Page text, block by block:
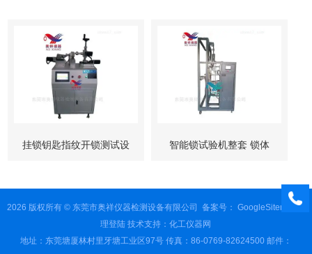
挂锁钥匙指纹开锁测试设 智能锁试验机整套 锁体
2026 版权所有 © 东莞市奥祥仪器检测设备有限公司 备案号： GoogleSitemap管
理登陆 技术支持：化工仪器网
地址：东莞塘厦林村里牙塘工业区97号 传真：86-0769-82624500 邮件：